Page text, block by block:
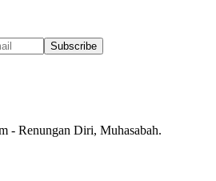
Subscribe
- Renungan Diri, Muhasabah.